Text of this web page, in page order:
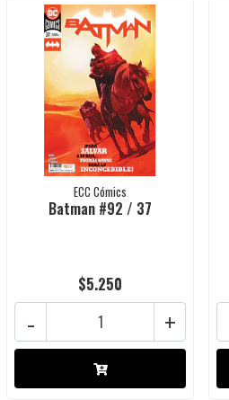
ECC Cómics
Batman #92 / 37
$5.250
+
-